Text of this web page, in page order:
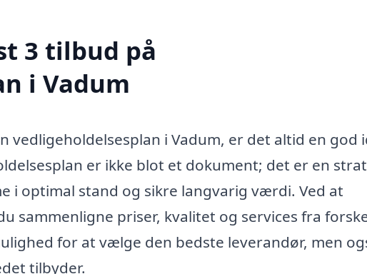
3 tilbud på
i Vadum
vedligeholdelsesplan i Vadum, er det altid en god
er ikke blot et dokument; det er en
i optimal stand og sikre langvarig værdi. Ved at
sammenligne priser, kvalitet og services fra
for at vælge den bedste leverandør, men
tilbyder.